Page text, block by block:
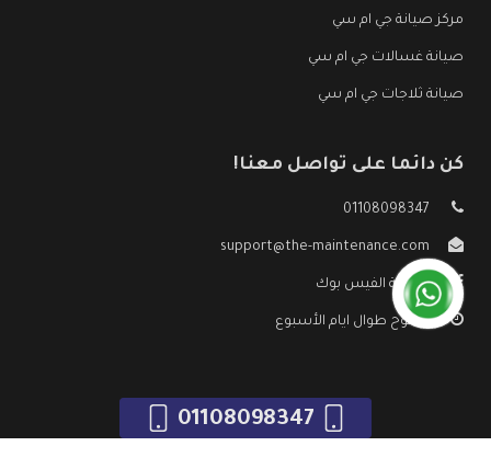
مركز صيانة جي ام سي
صيانة غسالات جي ام سي
صيانة ثلاجات جي ام سي
كن دائما على تواصل معنا!
01108098347
support@the-maintenance.com
صفحة الفيس بوك
مفتوح طوال ايام الأسبوع
01108098347